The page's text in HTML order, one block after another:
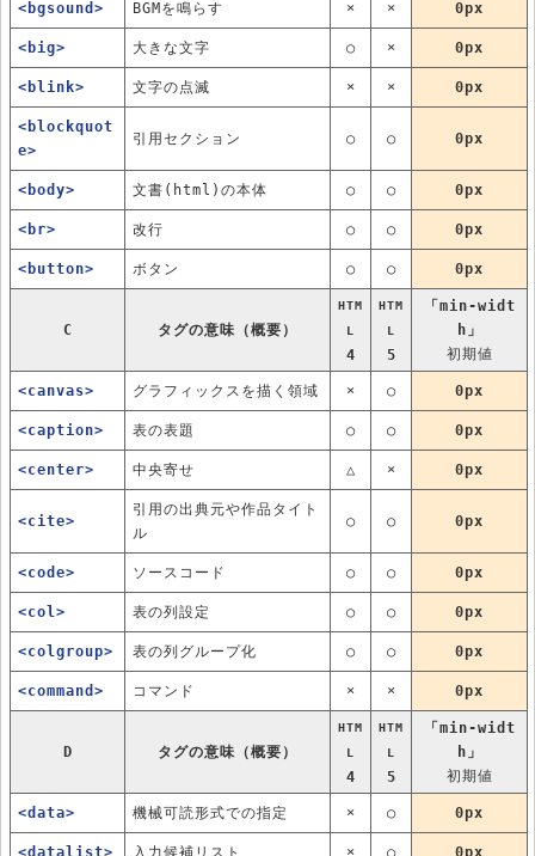
<bgsound> BGMを鳴らす × × 0px
<big> 大きな文字 ○ × 0px
<blink> 文字の点滅 × × 0px
<blockquot
e>
引用セクション ○ ○ 0px
<body> 文書(html)の本体 ○ ○ 0px
<br> 改行 ○ ○ 0px
<button> ボタン ○ ○ 0px
C タグの意味（概要）
HTM
L
4
HTM
L
5
「min-widt
h」
初期値
<canvas> グラフィックスを描く領域 × ○ 0px
<caption> 表の表題 ○ ○ 0px
<center> 中央寄せ △ × 0px
<cite>
引用の出典元や作品タイト
ル
○ ○ 0px
<code> ソースコード ○ ○ 0px
<col> 表の列設定 ○ ○ 0px
<colgroup> 表の列グループ化 ○ ○ 0px
<command> コマンド × × 0px
D タグの意味（概要）
HTM
L
4
HTM
L
5
「min-widt
h」
初期値
<data> 機械可読形式での指定 × ○ 0px
<datalist> 入力候補リスト × ○ 0px